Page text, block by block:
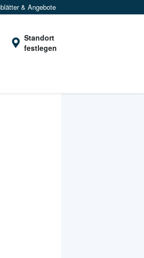
& Angebote
Standort
festlegen